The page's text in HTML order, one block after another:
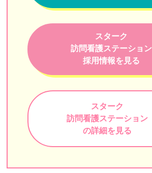
けいひん訪問看護ステーション
目黒中央訪問看護ステーション
医師会立中央区訪問看護ステーション
代々木訪問看護ステーション
ホームナースステーションin芝公園
東京ひかりナースステーション
スターク
訪問看護ステーション
採用情報を見る
スターク
訪問看護ステーション
の詳細を見る